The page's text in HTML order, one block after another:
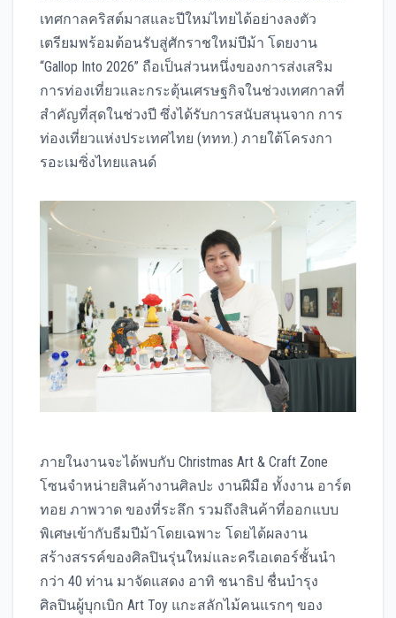
เทศกาลคริสต์มาสและปีใหม่ไทยได้อย่างลงตัว
เตรียมพร้อมต้อนรับสู่ศักราชใหม่ปีม้า โดยงาน
“Gallop Into 2026” ถือเป็นส่วนหนึ่งของการส่งเสริม
การท่องเที่ยวและกระตุ้นเศรษฐกิจในช่วงเทศกาลที่
สำคัญที่สุดในช่วงปี ซึ่งได้รับการสนับสนุนจาก การ
ท่องเที่ยวแห่งประเทศไทย (ททท.) ภายใต้โครงกา
รอะเมซิ่งไทยแลนด์
ภายในงานจะได้พบกับ Christmas Art & Craft Zone
โซนจำหน่ายสินค้างานศิลปะ งานฝีมือ ทั้งงาน อาร์ต
ทอย ภาพวาด ของที่ระลึก รวมถึงสินค้าที่ออกแบบ
พิเศษเข้ากับธีมปีม้าโดยเฉพาะ โดยได้ผลงาน
สร้างสรรค์ของศิลปินรุ่นใหม่และครีเอเตอร์ชั้นนำ
กว่า 40 ท่าน มาจัดแสดง อาทิ ชนาธิป ชื่นบำรุง
ศิลปินผู้บุกเบิก Art Toy แกะสลักไม้คนแรกๆ ของ